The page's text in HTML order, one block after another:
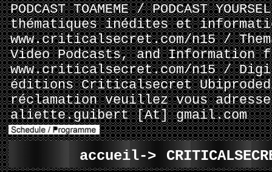
PODCAST TOAMEME / PODCAST
thématiques inédites et
www.criticalsecret.com/n15 /
Video Podcasts, and Information
www.criticalsecret.com/n15 /
éditions Criticalsecret
réclamation veuillez vous
aliette.guibert [At] gmail.com
accueil->